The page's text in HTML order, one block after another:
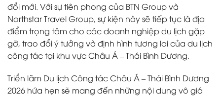
đổi mới. Với sự tiên phong của BTN Group và
Northstar Travel Group, sự kiện này sẽ tiếp tục là địa
điểm trọng tâm cho các doanh nghiệp du lịch gặp
gỡ, trao đổi ý tưởng và định hình tương lai của du lịch
công tác tại khu vực Châu Á – Thái Bình Dương.
Triển lãm Du lịch Công tác Châu Á – Thái Bình Dương
2026 hứa hẹn sẽ mang đến những nội dung vô giá